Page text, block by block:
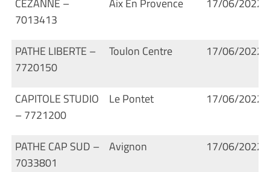
7013413
PATHE LIBERTE –
7720150
Toulon Centre 17/06/2022
CAPITOLE STUDIO
– 7721200
Le Pontet 17/06/2022
PATHE CAP SUD –
7033801
Avignon 17/06/2022